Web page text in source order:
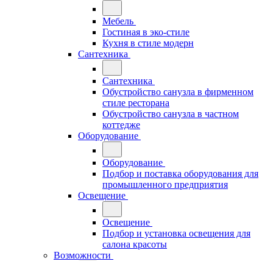
Мебель
Гостиная в эко-стиле
Кухня в стиле модерн
Сантехника
Сантехника
Обустройство санузла в фирменном
стиле ресторана
Обустройство санузла в частном
коттедже
Оборудование
Оборудование
Подбор и поставка оборудования для
промышленного предприятия
Освещение
Освещение
Подбор и установка освещения для
салона красоты
Возможности